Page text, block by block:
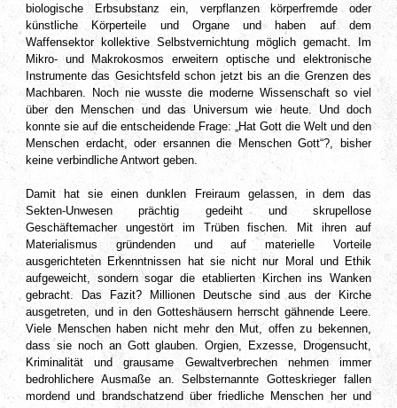
biologische Erbsubstanz ein, verpflanzen körperfremde oder
künstliche Körperteile und Organe und haben auf dem
Waffensektor kollektive Selbstvernichtung möglich gemacht. Im
Mikro- und Makrokosmos erweitern optische und elektronische
Instrumente das Gesichtsfeld schon jetzt bis an die Grenzen des
Machbaren. Noch nie wusste die moderne Wissenschaft so viel
über den Menschen und das Universum wie heute. Und doch
konnte sie auf die entscheidende Frage: „Hat Gott die Welt und den
Menschen erdacht, oder ersannen die Menschen Gott“?, bisher
keine verbindliche Antwort geben.
Damit hat sie einen dunklen Freiraum gelassen, in dem das
Sekten-Unwesen prächtig gedeiht und skrupellose
Geschäftemacher ungestört im Trüben fischen. Mit ihren auf
Materialismus gründenden und auf materielle Vorteile
ausgerichteten Erkenntnissen hat sie nicht nur Moral und Ethik
aufgeweicht, sondern sogar die etablierten Kirchen ins Wanken
gebracht. Das Fazit? Millionen Deutsche sind aus der Kirche
ausgetreten, und in den Gotteshäusern herrscht gähnende Leere.
Viele Menschen haben nicht mehr den Mut, offen zu bekennen,
dass sie noch an Gott glauben. Orgien, Exzesse, Drogensucht,
Kriminalität und grausame Gewaltverbrechen nehmen immer
bedrohlichere Ausmaße an. Selbsternannte Gotteskrieger fallen
mordend und brandschatzend über friedliche Menschen her und